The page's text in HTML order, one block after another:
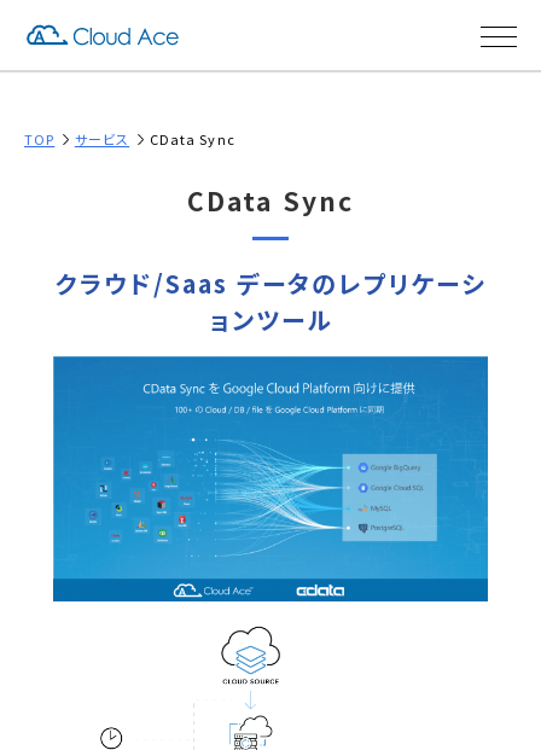
TOP サービス CData Sync
CData Sync
クラウド/Saas データのレプリケーシ
ョンツール